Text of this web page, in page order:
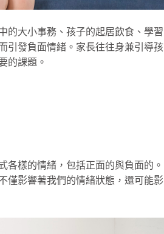
的大小事務、孩子的起居飲食、學習
引發負面情緒。家長往往身兼引導孩
的課題。
各樣的情緒，包括正面的與負面的。
僅影響著我們的情緒狀態，還可能影